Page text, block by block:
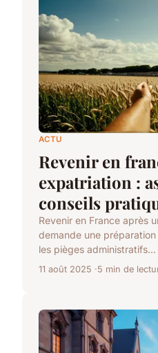
ACTU
Revenir en
expatriation :
conseils
Revenir en France après
demande une
les pièges administratifs...
11 août 2025 5 min de